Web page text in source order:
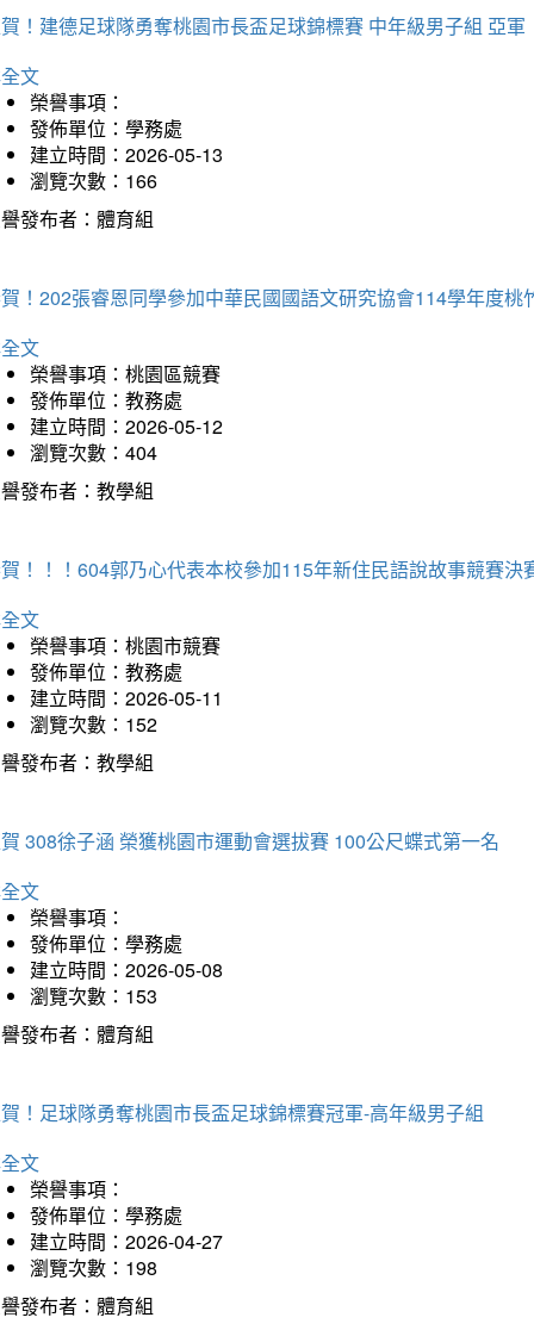
！建德足球隊勇奪桃園市長盃足球錦標賽 中年級男子組 亞軍
文
榮譽事項：
發佈單位：學務處
建立時間：2026-05-13
瀏覽次數：166
發布者：體育組
！202張睿恩同學參加中華民國國語文研究協會114學年度
文
榮譽事項：桃園區競賽
發佈單位：教務處
建立時間：2026-05-12
瀏覽次數：404
發布者：教學組
！！！604郭乃心代表本校參加115年新住民語說故事競賽決
文
榮譽事項：桃園市競賽
發佈單位：教務處
建立時間：2026-05-11
瀏覽次數：152
發布者：教學組
308徐子涵 榮獲桃園市運動會選拔賽 100公尺蝶式第一名
文
榮譽事項：
發佈單位：學務處
建立時間：2026-05-08
瀏覽次數：153
發布者：體育組
！足球隊勇奪桃園市長盃足球錦標賽冠軍-高年級男子組
文
榮譽事項：
發佈單位：學務處
建立時間：2026-04-27
瀏覽次數：198
發布者：體育組